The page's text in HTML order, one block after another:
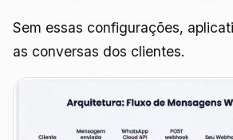
Sem essas configurações,
as conversas dos clientes.